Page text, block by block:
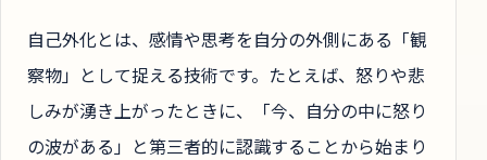
自己外化とは、感情や思考を自分の外側にある「観
察物」として捉える技術です。たとえば、怒りや悲
しみが湧き上がったときに、「今、自分の中に怒り
の波がある」と第三者的に認識することから始まり